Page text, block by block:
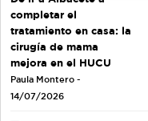
completar el
tratamiento en casa: la
cirugía de mama
mejora en el HUCU
Paula Montero -
14/07/2026